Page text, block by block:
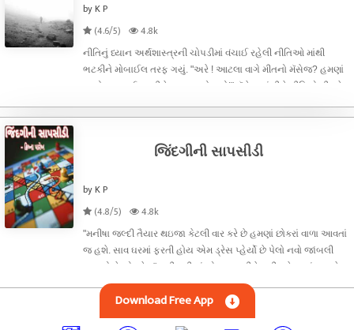
by K P
(4.6/5)
4.8k
નીતિનું ધ્યાન અર્થશાસ્ત્રની ચોપડીમાં વંચાઈ રહેલી નીતિઓ માંથી
ભટકીને મોબાઈલ તરફ ગયું. "અરે ! આટલા વાગે મીતનો મૅસેજ? હમણાં
જ તો ગુડ નાઈટ કહીને સુવા પડ્યો હતો!" મૅસેજ વાંચીને નીતિએ મીતને
જિંદગીની સાપસીડી
by K P
(4.8/5)
4.8k
"મનીષા જલ્દી તૈયાર થઇજા કેટલી વાર કરે છે હમણાં છોકરાં વાળા આવતાં
જ હશે. સાવ ઘરમાં ફરતી હોય એમ ડ્રેસ પ્હેર્યો છે પેલો નવો જાંબલી
કલરનો છે એ પ્હેર." મનીષાની માં એ બુમ પાડીને મનીષાને કહ્યું. આજે
મગનભાઈનાં ઘરમાં થોડી વધારે ચહેલ પહેલ હતી એમની મોટી દિ
Download Free App